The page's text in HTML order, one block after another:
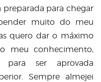
preparada para chegar
muito do meu
quero dar o máximo
meu conhecimento,
para ser aprovada
Sempre almejei